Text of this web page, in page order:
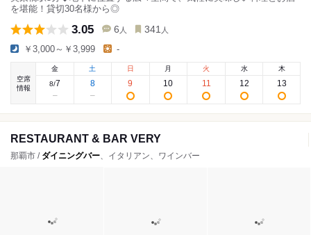
を堪能！貸切30名様から◎
3.05 6 人 341 人
￥3,000～￥3,999 -
空席
情報
金
8/7
土
8
日
9
月
10
火
11
水
12
木
13
RESTAURANT & BAR VERY
那覇市 / ダイニングバー、イタリアン、ワインバー